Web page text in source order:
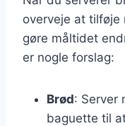
overveje at
gøre måltidet
er nogle forslag:
Brød: Server
baguette til